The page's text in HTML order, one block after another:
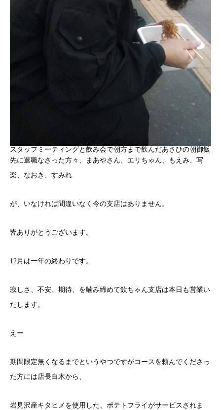
スタッフミーティングと飲み会で朝方まで飲んだあさひの朝御飯
先に退職なさった方々、まあやさん、エリちゃん、もえみ、写
楽、なおき、すみれ
が、いなければ間違いなく今の支店はありません。
皆ありがとうございます。
12月は一年の終わりです。
寂しさ、不安、期待、を噛み締めて欽ちゃん支店は本日も営業い
たします。
えー
期間限定無くなるまでというやつですがコースを頼んでくださっ
た方には店長白木から、
岩見沢産キタヒメを使用した、ポテトフライがサービスされま